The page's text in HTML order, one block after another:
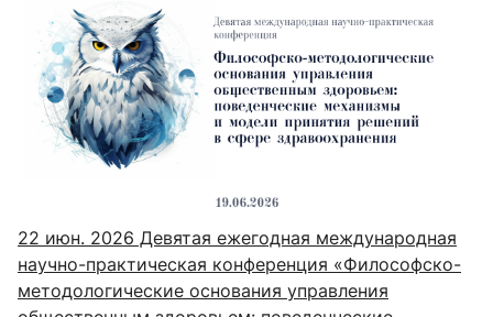
22 июн. 2026 Девятая ежегодная международная
научно-практическая конференция «Философско-
методологические основания управления